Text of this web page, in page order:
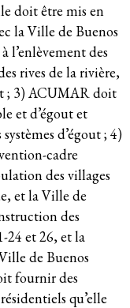
doit être mis en
la Ville de Buenos
l’enlèvement des
rives de la rivière,
; 3) ACUMAR doit
et d’égout et
d’égout ; 4)
cadre
des villages
et la Ville de
des
24 et 26, et la
de Buenos
fournir des
qu’elle